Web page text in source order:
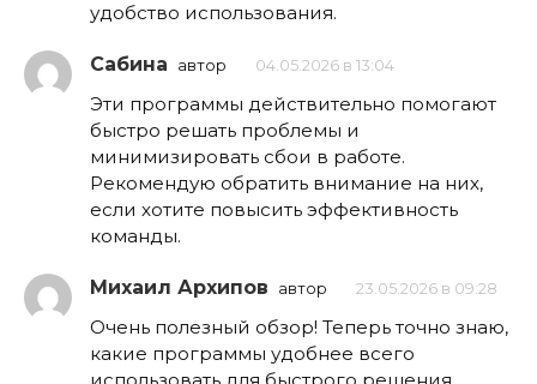
удобство использования.
Сабина автор 04.05.2026 в 13:04
Эти программы действительно помогают
быстро решать проблемы и
минимизировать сбои в работе.
Рекомендую обратить внимание на них,
если хотите повысить эффективность
команды.
Михаил Архипов автор 23.05.2026 в 09:28
Очень полезный обзор! Теперь точно знаю,
какие программы удобнее всего